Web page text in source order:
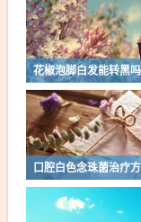
花椒泡脚白发能转黑吗
口腔白色念珠菌治疗